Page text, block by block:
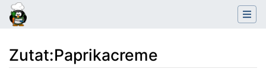
Zutat:Paprikacreme